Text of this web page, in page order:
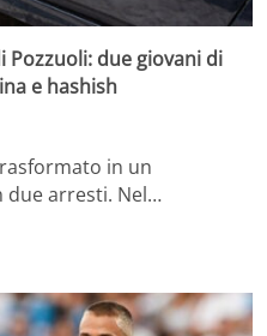
due giovani di
e hashish
in un
due arresti. Nel…